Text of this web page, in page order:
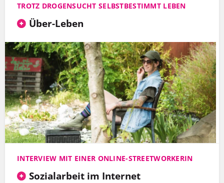
TROTZ DROGENSUCHT SELBSTBESTIMMT LEBEN
Über-Leben
INTERVIEW MIT EINER ONLINE-STREETWORKERIN
Sozialarbeit im Internet